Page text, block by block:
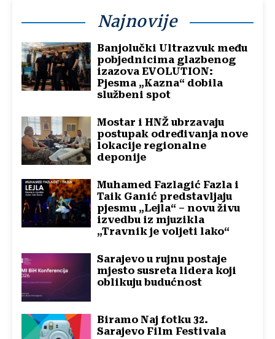
Najnovije
Banjolučki Ultrazvuk među
pobjednicima glazbenog
izazova EVOLUTION:
Pjesma „Kazna“ dobila
službeni spot
Mostar i HNŽ ubrzavaju
postupak određivanja nove
lokacije regionalne
deponije
Muhamed Fazlagić Fazla i
Taik Ganić predstavljaju
pjesmu „Lejla“ – novu živu
izvedbu iz mjuzikla
„Travnik je voljeti lako“
Sarajevo u rujnu postaje
mjesto susreta lidera koji
oblikuju budućnost
Biramo Naj fotku 32.
Sarajevo Film Festivala